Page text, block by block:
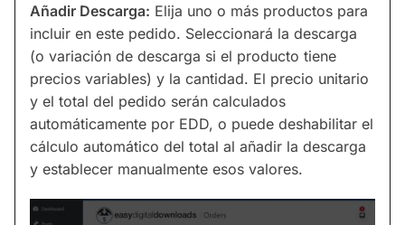
Añadir Descarga: Elija uno o más productos para
incluir en este pedido. Seleccionará la descarga
(o variación de descarga si el producto tiene
precios variables) y la cantidad. El precio unitario
y el total del pedido serán calculados
automáticamente por EDD, o puede deshabilitar el
cálculo automático del total al añadir la descarga
y establecer manualmente esos valores.